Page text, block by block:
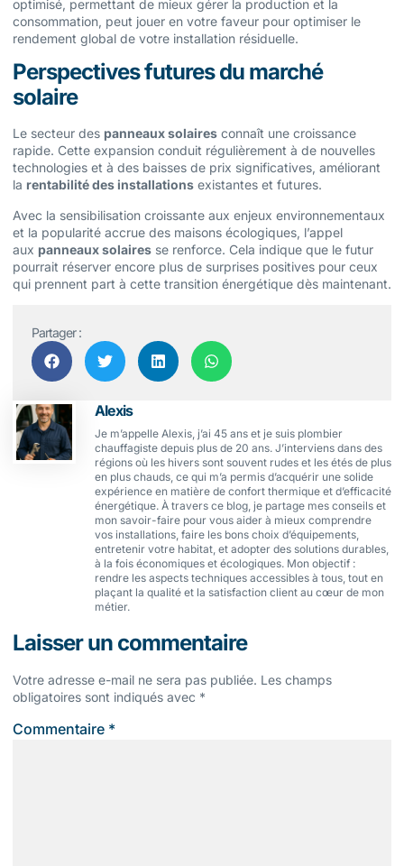
optimisé, permettant de mieux gérer la production et la
consommation, peut jouer en votre faveur pour optimiser le
rendement global de votre installation résiduelle.
Perspectives futures du marché
solaire
Le secteur des panneaux solaires connaît une croissance
rapide. Cette expansion conduit régulièrement à de nouvelles
technologies et à des baisses de prix significatives, améliorant
la rentabilité des installations existantes et futures.
Avec la sensibilisation croissante aux enjeux environnementaux
et la popularité accrue des maisons écologiques, l’appel
aux panneaux solaires se renforce. Cela indique que le futur
pourrait réserver encore plus de surprises positives pour ceux
qui prennent part à cette transition énergétique dès maintenant.
Partager :
Alexis
Je m’appelle Alexis, j’ai 45 ans et je suis plombier
chauffagiste depuis plus de 20 ans. J’interviens dans des
régions où les hivers sont souvent rudes et les étés de plus
en plus chauds, ce qui m’a permis d’acquérir une solide
expérience en matière de confort thermique et d’efficacité
énergétique. À travers ce blog, je partage mes conseils et
mon savoir-faire pour vous aider à mieux comprendre
vos installations, faire les bons choix d’équipements,
entretenir votre habitat, et adopter des solutions durables,
à la fois économiques et écologiques. Mon objectif :
rendre les aspects techniques accessibles à tous, tout en
plaçant la qualité et la satisfaction client au cœur de mon
métier.
Laisser un commentaire
Votre adresse e-mail ne sera pas publiée. Les champs
obligatoires sont indiqués avec *
Commentaire *